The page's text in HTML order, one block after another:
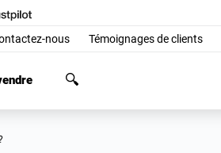
nous Témoignages de clients